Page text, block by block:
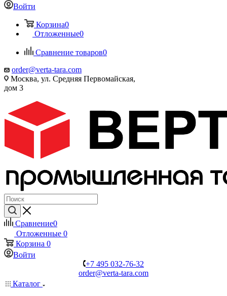
Войти
Корзина0
Отложенные0
Сравнение товаров0
order@verta-tara.com
Москва, ул. Средняя Первомайская,
дом 3
Сравнение0
Отложенные 0
Корзина 0
Войти
+7 495 032-76-32
order@verta-tara.com
Каталог